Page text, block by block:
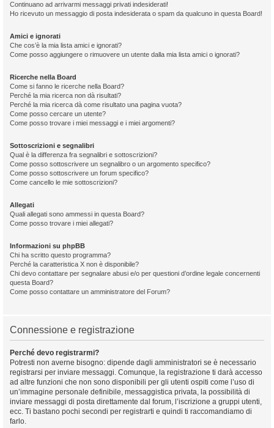
Continuano ad arrivarmi messaggi privati indesiderati!
Ho ricevuto un messaggio di posta indesiderata o spam da qualcuno in questa Board!
Amici e ignorati
Che cos’è la mia lista amici e ignorati?
Come posso aggiungere o rimuovere un utente dalla mia lista amici o ignorati?
Ricerche nella Board
Come si fanno le ricerche nella Board?
Perché la mia ricerca non dà risultati?
Perché la mia ricerca dà come risultato una pagina vuota?
Come posso cercare un utente?
Come posso trovare i miei messaggi e i miei argomenti?
Sottoscrizioni e segnalibri
Qual è la differenza fra segnalibri e sottoscrizioni?
Come posso sottoscrivere un segnalibro o un argomento specifico?
Come posso sottoscrivere un forum specifico?
Come cancello le mie sottoscrizioni?
Allegati
Quali allegati sono ammessi in questa Board?
Come posso trovare i miei allegati?
Informazioni su phpBB
Chi ha scritto questo programma?
Perché la caratteristica X non è disponibile?
Chi devo contattare per segnalare abusi e/o per questioni d’ordine legale concernenti
questa Board?
Come posso contattare un amministratore del Forum?
Connessione e registrazione
Perché devo registrarmi?
Potresti non averne bisogno: dipende dagli amministratori se è necessario
registrarsi per inviare messaggi. Comunque, la registrazione ti darà accesso
ad altre funzioni che non sono disponibili per gli utenti ospiti come l’uso di
un’immagine personale definibile, messaggistica privata, la possibilità di
inviare messaggi di posta direttamente dal forum, l’iscrizione a gruppi utenti,
ecc. Ti bastano pochi secondi per registrarti e quindi ti raccomandiamo di
farlo.